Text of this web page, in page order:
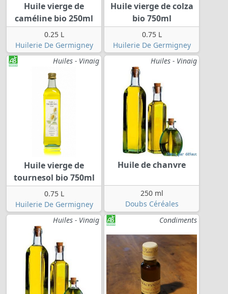
Huile vierge de
caméline bio 250ml
0.25 L
Huilerie De Germigney
Huile vierge de colza
bio 750ml
0.75 L
Huilerie De Germigney
Huiles - Vinaig
Huile vierge de
tournesol bio 750ml
0.75 L
Huilerie De Germigney
Huiles - Vinaig
Huile de chanvre
250 ml
Doubs Céréales
Huiles - Vinaig
Condiments